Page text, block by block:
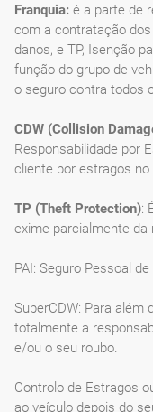
Franquia: é a parte de
com a contratação
danos, e TP, Isenção
função do grupo de
o seguro contra todos
CDW (Collision
Responsabilidade por
cliente por estragos
TP (Theft Protection):
exime parcialmente da
PAI: Seguro Pessoal
SuperCDW: Para além
totalmente a
e/ou o seu roubo.
Controlo de Estragos
ao veículo depois do